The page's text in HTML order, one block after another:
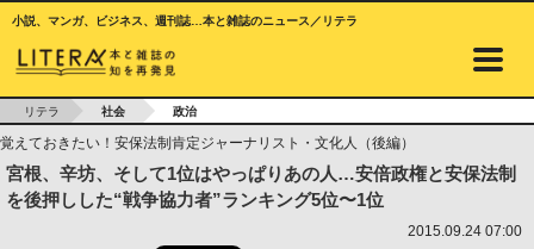
小説、マンガ、ビジネス、週刊誌…本と雑誌のニュース／リテラ
リテラ 社会 政治
覚えておきたい！安保法制肯定ジャーナリスト・文化人（後編）
宮根、辛坊、そして1位はやっぱりあの人…安倍政権と安保法制
を後押しした“戦争協力者”ランキング5位〜1位
2015.09.24 07:00